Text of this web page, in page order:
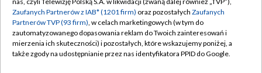
Emisja w TVP
Centrum informacji TVP
Naziemna Telewizja Cyfrowa
Polityka prywatności
Moje zgody
Pomoc
Zaufanych Partnerów z IAB* (1201 firm) oraz pozostałych Zaufanych
Partnerów TVP (93 firm), w celach marketingowych (w tym do
zautomatyzowanego dopasowania reklam do Twoich zainteresowań i
mierzenia ich skuteczności) i pozostałych, które wskazujemy poniżej, a
także zgody na udostępnianie przez nas identyfikatora PPID do Google.